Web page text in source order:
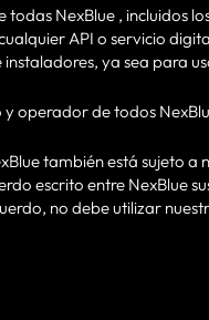
todas NexBlue , incluidos
API o servicio
instaladores, ya sea para
operador de todos
también está sujeto
escrito entre NexBlue
no debe utilizar